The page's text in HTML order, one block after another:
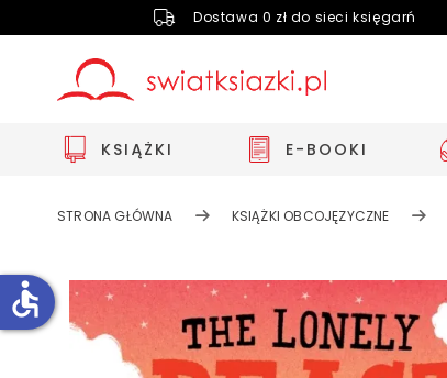
Dostawa 0 zł do sieci księgarń
KSIĄŻKI E-BOOKI
STRONA GŁÓWNA KSIĄŻKI OBCOJĘZYCZNE
accessible
Zwiększ rozmiar czcionki